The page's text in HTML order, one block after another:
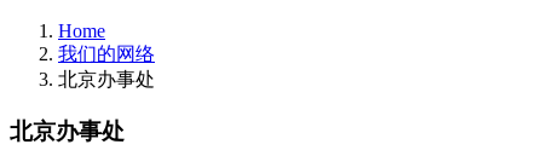
Home
我们的网络
北京办事处
北京办事处